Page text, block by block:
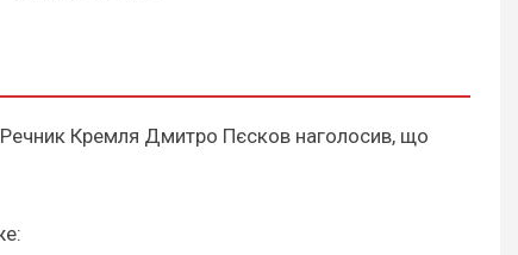
Речник Кремля Дмитро Пєсков наголосив, що